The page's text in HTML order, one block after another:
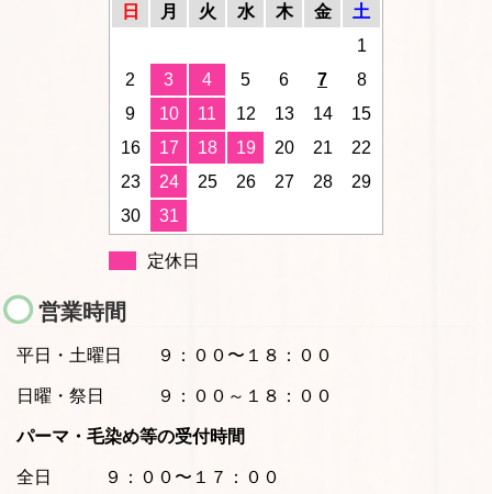
日
月 火 水 木 金
土
1
2
3 4 5 6 7
8
9
10 11 12 13 14
15
16
17 18 19 20 21
22
23
24 25 26 27 28
29
30
31
定休日
営業時間
平日・土曜日 ９：００〜１８：００
日曜・祭日 ９：００～１８：００
パーマ・毛染め等の受付時間
全日 ９：００〜１７：００